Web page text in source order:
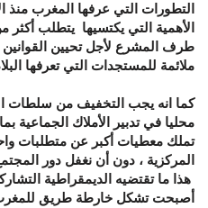
التطورات التي عرفها المغرب منذ
الأهمية التي يكتسيها يتطلب
طرف المشرع لأجل تحيين القوانين
ملائمة للمستجدات التي تعرفها
كما انه يجب التخفيف من سلطات
محليا في تدبير الأملاك الجماعية
تملك معطيات أكبر عن متطلبات
المركزية ، دون أن نغفل دور
هذا ما تقتضيه الديمقراطية
أصبحت تشكل خارطة طريق